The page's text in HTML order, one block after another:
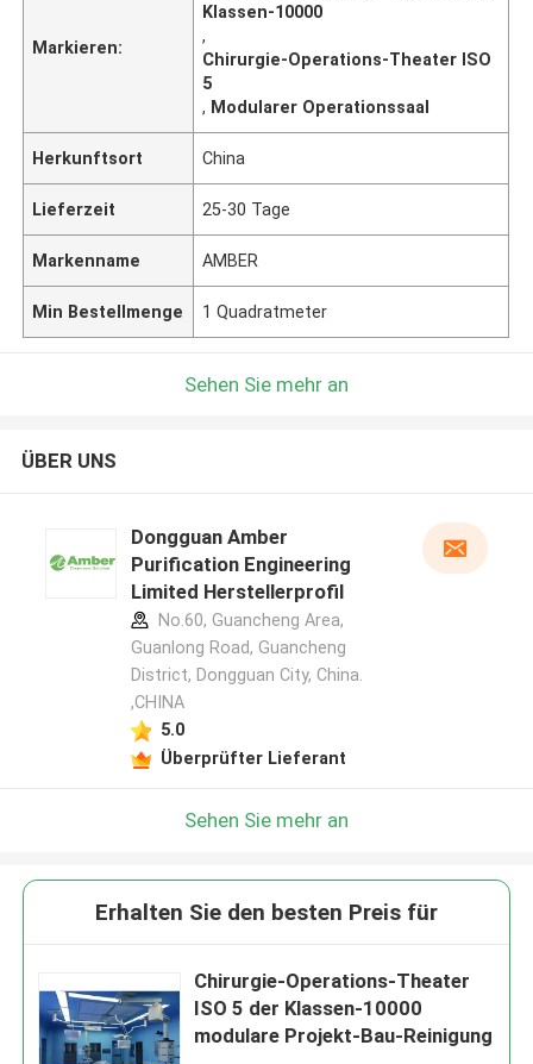
Markieren:
Klassen-10000
,
Chirurgie-Operations-Theater ISO
5
, Modularer Operationssaal
Herkunftsort China
Lieferzeit 25-30 Tage
Markenname AMBER
Min Bestellmenge 1 Quadratmeter
Sehen Sie mehr an
ÜBER UNS
Dongguan Amber
Purification Engineering
Limited Herstellerprofil
No.60, Guancheng Area,
Guanlong Road, Guancheng
District, Dongguan City, China.
,CHINA
5.0
Überprüfter Lieferant
Sehen Sie mehr an
Erhalten Sie den besten Preis für
Chirurgie-Operations-Theater
ISO 5 der Klassen-10000
modulare Projekt-Bau-Reinigung